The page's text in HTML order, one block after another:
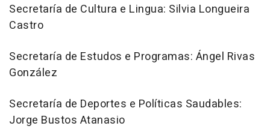
Secretaría de Cultura e Lingua: Silvia Longueira
Castro
Secretaría de Estudos e Programas: Ángel Rivas
González
Secretaría de Deportes e Políticas Saudables:
Jorge Bustos Atanasio